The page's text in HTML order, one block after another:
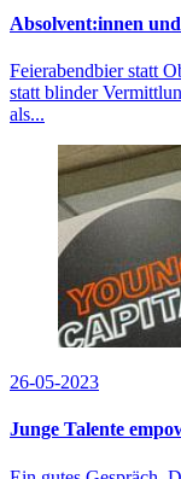
Absolvent:innen
Feierabendbier statt
statt blinder
als...
26-05-2023
Junge Talente